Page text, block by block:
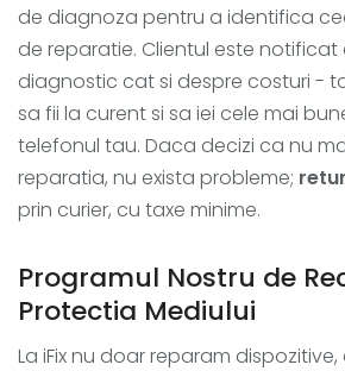
de diagnoza pentru a identifica
de reparatie. Clientul este
diagnostic cat si despre costuri -
sa fii la curent si sa iei cele mai
telefonul tau. Daca decizi ca nu
reparatia, nu exista probleme;
prin curier, cu taxe minime.
Programul Nostru de
Protectia Mediului
La iFix nu doar reparam